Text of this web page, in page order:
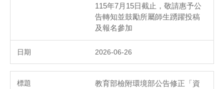
115年7月15日截止，敬請惠予公
告轉知並鼓勵所屬師生踴躍投稿
及報名參加
2026-06-26
教育部檢附環境部公告修正「資